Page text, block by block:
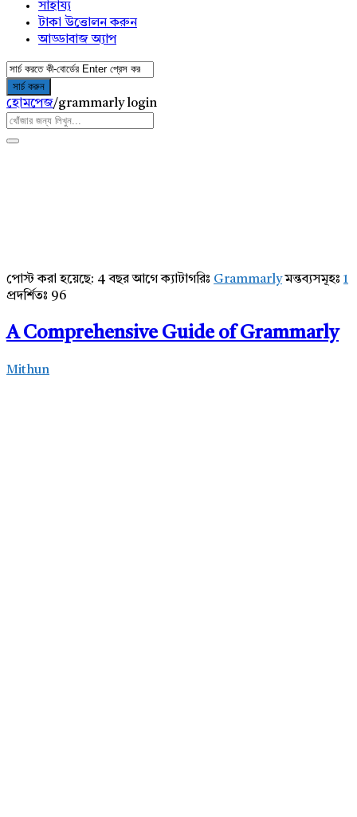
সাহায্য
টাকা উত্তোলন করুন
আড্ডাবাজ অ্যাপ
হোমপেজ/grammarly login
AddaBuzz.net
Articles
পোস্ট করা হয়েছে: 4 বছর আগে ক্যাটাগরিঃ Grammarlyমন্তব্যসমূহঃ 1
প্রদর্শিতঃ 96
A Comprehensive Guide of Grammarly
Mithun